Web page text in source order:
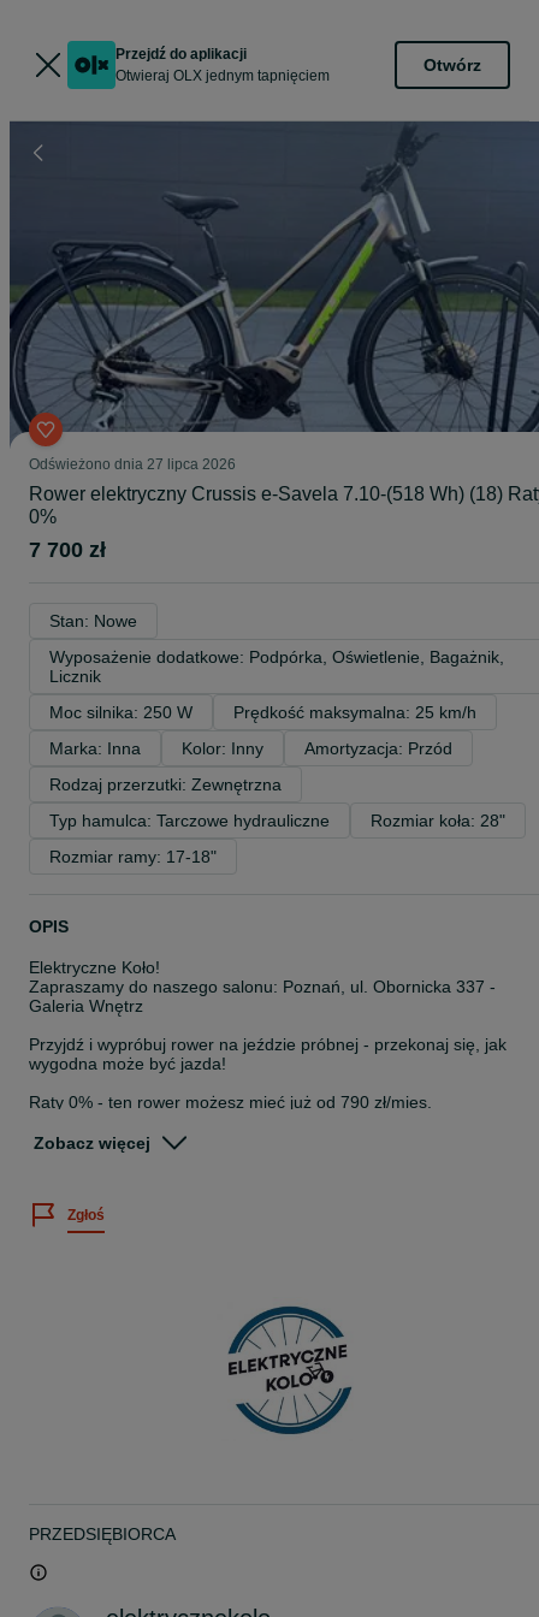
Przejdź do aplikacji
Otwieraj OLX jednym tapnięciem
Otwórz
Odświeżono dnia 27 lipca 2026
Rower elektryczny Crussis e-Savela 7.10-(518 Wh) (18)
0%
7 700 zł
Stan: Nowe
Wyposażenie dodatkowe: Podpórka, Oświetlenie, Bagażnik,
Licznik
Moc silnika: 250 W
Prędkość maksymalna: 25 km/h
Marka: Inna
Kolor: Inny
Amortyzacja: Przód
Rodzaj przerzutki: Zewnętrzna
Typ hamulca: Tarczowe hydrauliczne
Rozmiar koła: 28"
Rozmiar ramy: 17-18"
OPIS
Elektryczne Koło!
Zapraszamy do naszego salonu: Poznań, ul. Obornicka 337 -
Galeria Wnętrz
Przyjdź i wypróbuj rower na jeździe próbnej - przekonaj się, jak
wygodna może być jazda!
Raty 0% - ten rower możesz mieć już od 790 zł/mies.
Model: damski
Kolor: (fot.)
Wybierz ścieżki, które Ci odpowiadają, niezależnie od tego, czy
prowadzą przez las, czy ulice miasta. CRUSSIS e-Savela 7.10
zapewni Ci niezawodną wydajność i styl na każdą przygodę.
Elegancki szaro-czarny wygląd z kontrastującymi zielonymi,
odblaskowymi detalami nadaje temu rowerowi elektrycznemu
*
Rama Alu 6061
Zobacz więcej
Zgłoś
PRZEDSIĘBIORCA